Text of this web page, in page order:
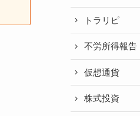
トラリピ
不労所得報告
仮想通貨
株式投資